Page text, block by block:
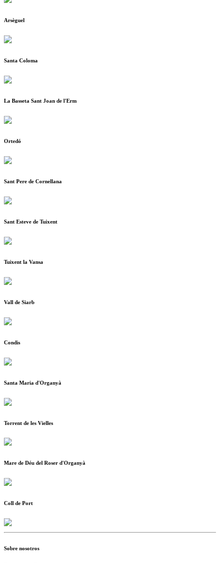
Arsèguel
Santa Coloma
La Basseta Sant Joan de l'Erm
Ortedó
Sant Pere de Cornellana
Sant Esteve de Tuixent
Tuixent la Vansa
Vall de Siarb
Condis
Santa Maria d'Organyà
Torrent de les Vielles
Mare de Déu del Roser d'Organyà
Coll de Port
Sobre nosotros